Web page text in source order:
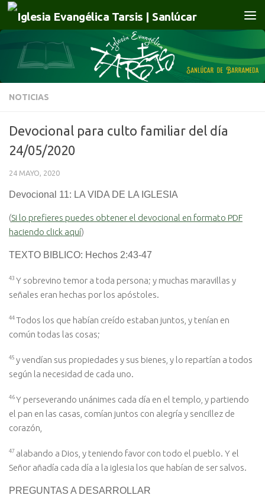
Saltar al contenido
NOTICIAS
Devocional para culto familiar del día
24/05/2020
24 MAYO, 2020
Devocional 11: LA VIDA DE LA IGLESIA
(Si lo prefieres puedes obtener el devocional en formato PDF
haciendo click aquí)
TEXTO BIBLICO: Hechos 2:43-47
43 Y sobrevino temor a toda persona; y muchas maravillas y
señales eran hechas por los apóstoles.
44Todos los que habían creído estaban juntos, y tenían en
común todas las cosas;
45 y vendían sus propiedades y sus bienes, y lo repartían a todos
según la necesidad de cada uno.
46Y perseverando unánimes cada día en el templo, y partiendo
el pan en las casas, comían juntos con alegría y sencillez de
corazón,
47 alabando a Dios, y teniendo favor con todo el pueblo. Y el
Señor añadía cada día a la iglesia los que habían de ser salvos.
PREGUNTAS A DESARROLLAR